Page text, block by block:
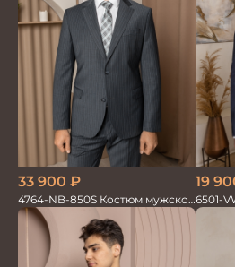
33 900 ₽
4764-NB-850S Костюм мужской
двойка в полоску
19
6501-
двойка